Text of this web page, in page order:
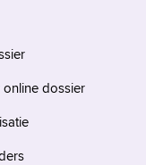
online dossier